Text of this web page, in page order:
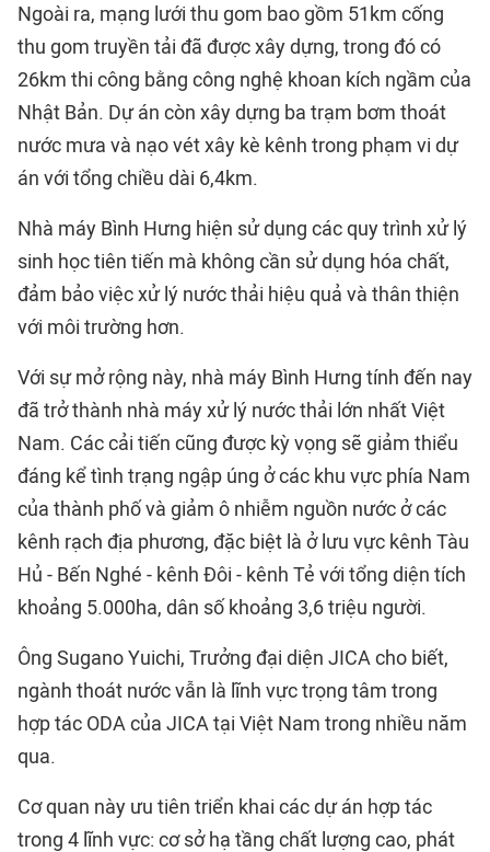
Ngoài ra, mạng lưới thu gom bao gồm 51km cống
thu gom truyền tải đã được xây dựng, trong đó có
26km thi công bằng công nghệ khoan kích ngầm của
Nhật Bản. Dự án còn xây dựng ba trạm bơm thoát
nước mưa và nạo vét xây kè kênh trong phạm vi dự
án với tổng chiều dài 6,4km.
Nhà máy Bình Hưng hiện sử dụng các quy trình xử lý
sinh học tiên tiến mà không cần sử dụng hóa chất,
đảm bảo việc xử lý nước thải hiệu quả và thân thiện
với môi trường hơn.
Với sự mở rộng này, nhà máy Bình Hưng tính đến nay
đã trở thành nhà máy xử lý nước thải lớn nhất Việt
Nam. Các cải tiến cũng được kỳ vọng sẽ giảm thiểu
đáng kể tình trạng ngập úng ở các khu vực phía Nam
của thành phố và giảm ô nhiễm nguồn nước ở các
kênh rạch địa phương, đặc biệt là ở lưu vực kênh Tàu
Hủ - Bến Nghé - kênh Đôi - kênh Tẻ với tổng diện tích
khoảng 5.000ha, dân số khoảng 3,6 triệu người.
Ông Sugano Yuichi, Trưởng đại diện JICA cho biết,
ngành thoát nước vẫn là lĩnh vực trọng tâm trong
hợp tác ODA của JICA tại Việt Nam trong nhiều năm
qua.
Cơ quan này ưu tiên triển khai các dự án hợp tác
trong 4 lĩnh vực: cơ sở hạ tầng chất lượng cao, phát